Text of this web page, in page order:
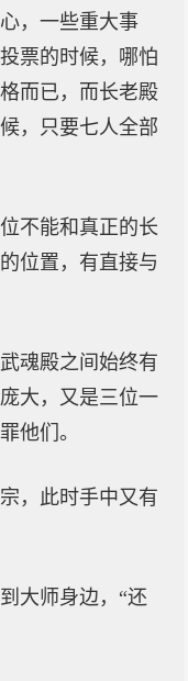
，一些重大事
票的时候，哪怕
而已，而长老殿
，只要七人全部
不能和真正的长
位置，有直接与
魂殿之间始终有
大，又是三位一
他们。
，此时手中又有
大师身边，“还